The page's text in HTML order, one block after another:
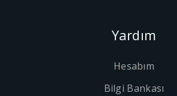
Yardım
Hesabım
Bilgi Bankası